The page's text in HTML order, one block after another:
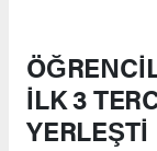
İLK 3
YERLEŞTİ